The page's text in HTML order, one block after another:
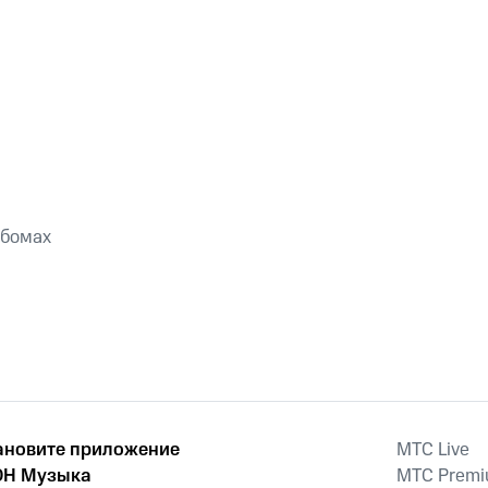
приложение
Музыка
MTС Live
MTС